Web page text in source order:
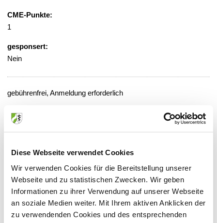
Diese Webseite verwendet Cookies
Wir verwenden Cookies für die Bereitstellung unserer
Webseite und zu statistischen Zwecken. Wir geben
Informationen zu ihrer Verwendung auf unserer Webseite
an soziale Medien weiter. Mit Ihrem aktiven Anklicken der
zu verwendenden Cookies und des entsprechenden
CME-Punkte:
1
gesponsert:
Nein
gebührenfrei, Anmeldung erforderlich
Veranstaltungsort:
Universitätsklinikum, Institut für
Seminarraum
Anbieter: